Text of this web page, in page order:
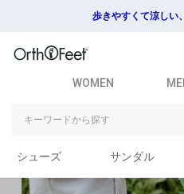
歩きやすくて涼しい
シューズ サンダル
WOMEN